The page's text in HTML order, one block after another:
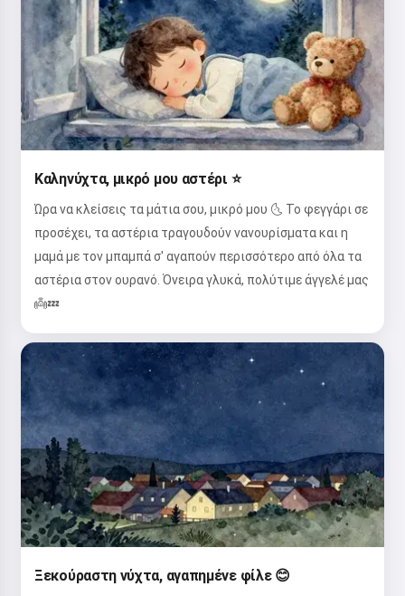
Καληνύχτα, μικρό μου αστέρι ⭐
Ώρα να κλείσεις τα μάτια σου, μικρό μου 🌜 Το φεγγάρι σε
προσέχει, τα αστέρια τραγουδούν νανουρίσματα και η
μαμά με τον μπαμπά σ' αγαπούν περισσότερο από όλα τα
αστέρια στον ουρανό. Όνειρα γλυκά, πολύτιμε άγγελέ μας
👼💤
Ξεκούραστη νύχτα, αγαπημένε φίλε 😊